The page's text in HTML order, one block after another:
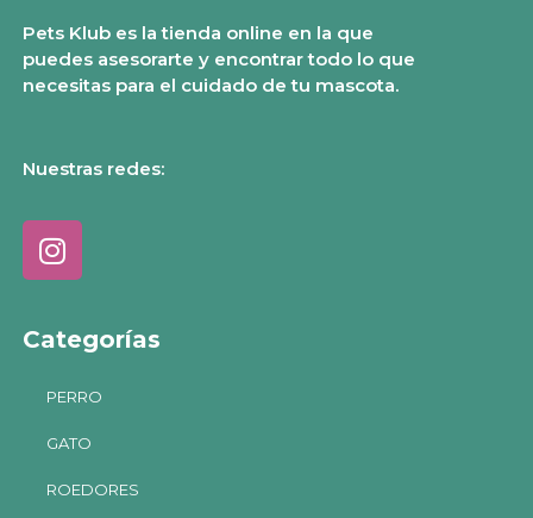
Pets Klub es la tienda online en la que
puedes asesorarte y encontrar todo lo que
necesitas para el cuidado de tu mascota.
Nuestras redes:
Categorías
PERRO
GATO
ROEDORES